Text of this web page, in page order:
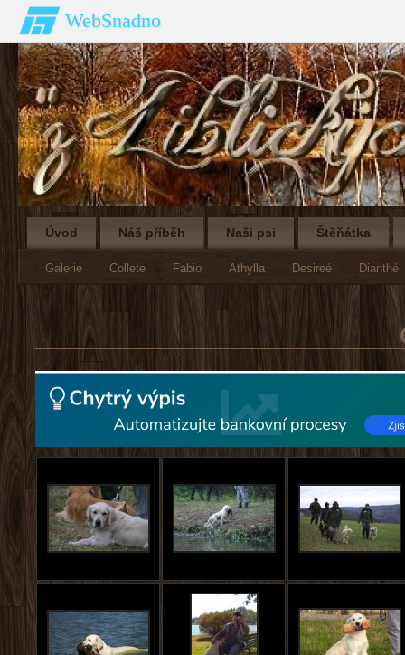
WebSnadno
Úvod Náš příběh Naši psi Štěňátka
Galerie Collete Fabio Athylla Desireé Dianthé